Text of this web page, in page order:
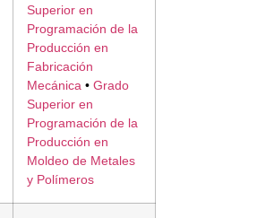
Superior en
Programación de la
Producción en
Fabricación
Mecánica • Grado
Superior en
Programación de la
Producción en
Moldeo de Metales
y Polímeros